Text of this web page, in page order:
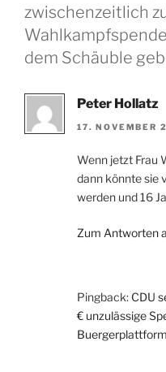
zwischenzeitlich
dem Schäuble
Peter Hollatz
17. NOVEMBER
Wenn jetzt Frau
dann könnte sie
werden und 16
Zum Antworten
Pingback: CDU
€ unzulässige